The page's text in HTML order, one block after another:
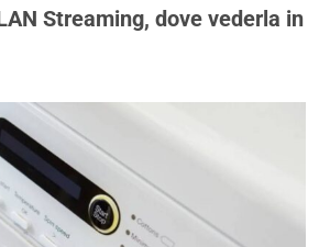
Streaming, dove vederla in